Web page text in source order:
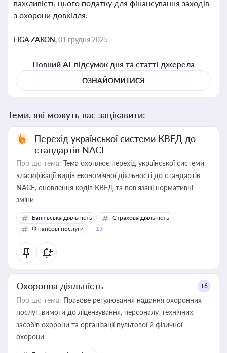
важливість цього податку для фінансування заходів
з охорони довкілля.
LIGA ZAKON,01 грудня 2025
Повний AI-підсумок дня та статті-джерела
ОЗНАЙОМИТИСЯ
Теми, які можуть вас зацікавити:
Перехід української системи КВЕД до
стандартів NACE
Про що тема: Тема охоплює перехід української системи
класифікації видів економічної діяльності до стандартів
NACE, оновлення кодів КВЕД та пов'язані нормативні
зміни
Банківська діяльність
Страхова діяльність
Фінансові послуги
+13
Охоронна діяльність +6
Про що тема: Правове регулювання надання охоронних
послуг, вимоги до ліцензування, персоналу, технічних
засобів охорони та організації пультової й фізичної
охорони